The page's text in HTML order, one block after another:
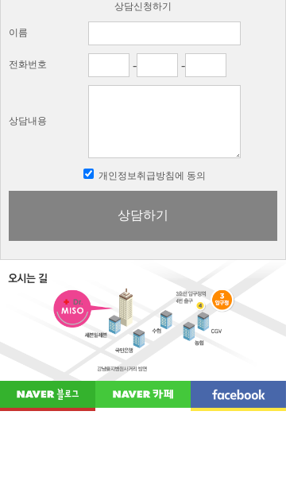
상담신청하기
이름
전화번호 - -
상담내용
개인정보취급방침에 동의